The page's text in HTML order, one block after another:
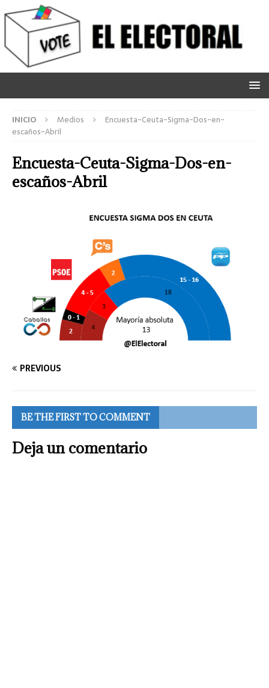
INICIO Medios
Encuesta-Ceuta-Sigma-Dos-en-
escaños-Abril
Encuesta-Ceuta-Sigma-Dos-en-
escaños-Abril
PREVIOUS
BE THE FIRST TO COMMENT
Deja un comentario